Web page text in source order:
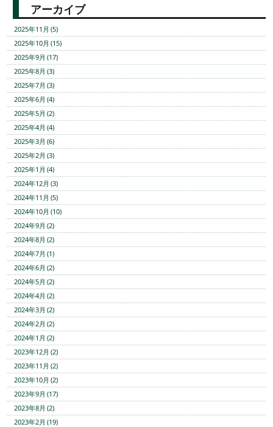
アーカイブ
2025年11月 (5)
2025年10月 (15)
2025年9月 (17)
2025年8月 (3)
2025年7月 (3)
2025年6月 (4)
2025年5月 (2)
2025年4月 (4)
2025年3月 (6)
2025年2月 (3)
2025年1月 (4)
2024年12月 (3)
2024年11月 (5)
2024年10月 (10)
2024年9月 (2)
2024年8月 (2)
2024年7月 (1)
2024年6月 (2)
2024年5月 (2)
2024年4月 (2)
2024年3月 (2)
2024年2月 (2)
2024年1月 (2)
2023年12月 (2)
2023年11月 (2)
2023年10月 (2)
2023年9月 (17)
2023年8月 (2)
2023年2月 (19)